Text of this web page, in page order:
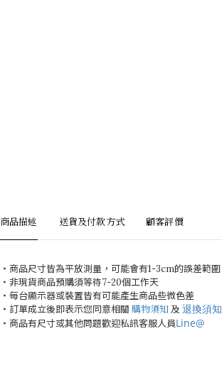
商品描述 送貨及付款方式 顧客評價
・商品尺寸皆為平放測量，可能會有1-3cm的誤差範圍
・非現貨商品預購須等待7-20個工作天
・每台顯示器或裝置皆有可能產生商品些微色差
・訂單成立後即表示您同意相關 購物須知及 退換須知
・商品有尺寸或其他問題歡迎私訊客服人員Line@